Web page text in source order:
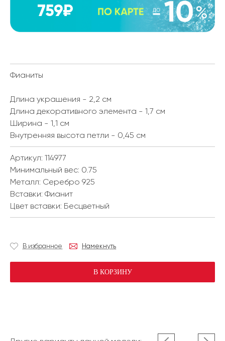
759₽
Фианиты
Длина украшения - 2,2 см
Длина декоративного элемента - 1,7 см
Ширина - 1,1 см
Внутренняя высота петли - 0,45 см
Артикул: 114977
Минимальный вес: 0.75
Металл: Серебро 925
Вставки: Фианит
Цвет вставки: Бесцветный
В избранное Намекнуть
В КОРЗИНУ